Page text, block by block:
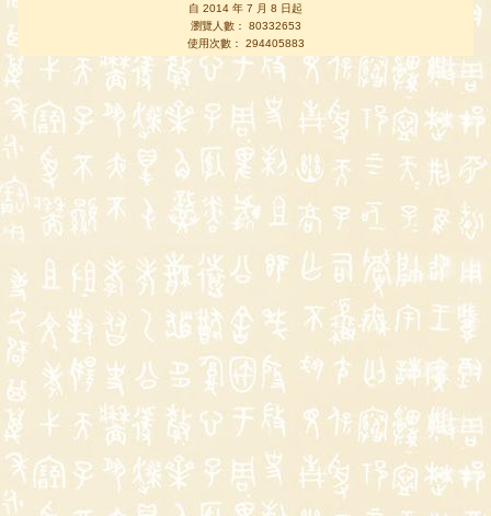
自 2014 年 7 月 8 日起
瀏覽人數： 80332653
使用次數： 294405883